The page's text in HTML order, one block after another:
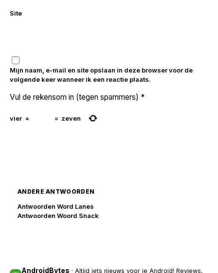
Site
Mijn naam, e-mail en site opslaan in deze browser voor de
volgende keer wanneer ik een reactie plaats.
Vul de rekensom in (tegen spammers) *
vier + = zeven
ANDERE ANTWOORDEN
Antwoorden Word Lanes
Antwoorden Woord Snack
AndroidBytes · Altijd iets nieuws voor je Android! Reviews,